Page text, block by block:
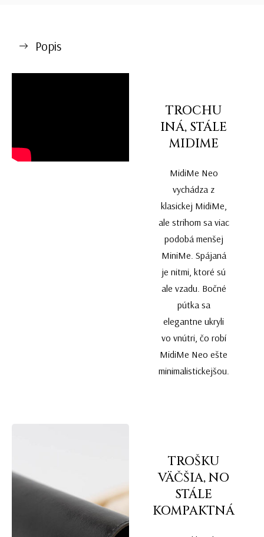
Popis
TROCHU
INÁ, STÁLE
MIDIME
MidiMe Neo
vychádza z
klasickej MidiMe,
ale strihom sa viac
podobá menšej
MiniMe. Spájaná
je nitmi, ktoré sú
ale vzadu. Bočné
pútka sa
elegantne ukryli
vo vnútri, čo robí
MidiMe Neo ešte
minimalistickejšou.
TROŠKU
VÄČŠIA, NO
STÁLE
KOMPAKTNÁ